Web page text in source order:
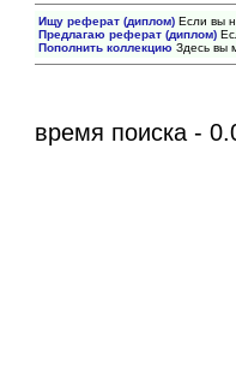
Ищу реферат (диплом) Если вы
Предлагаю реферат (диплом)
Пополнить коллекцию Здесь вы
время поиска -